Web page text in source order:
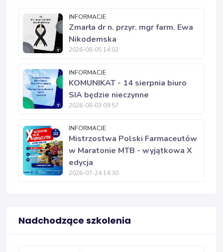
INFORMACJE
Zmarła dr n. przyr. mgr farm. Ewa
Nikodemska
2026-08-05 14:02
INFORMACJE
KOMUNIKAT - 14 sierpnia biuro
SIA będzie nieczynne
2026-08-03 09:57
INFORMACJE
Mistrzostwa Polski Farmaceutów
w Maratonie MTB - wyjątkowa X
edycja
2026-07-24 14:30
Nadchodzące szkolenia